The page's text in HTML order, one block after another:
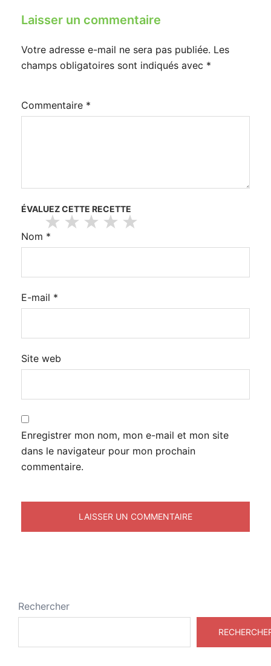
Laisser un commentaire
Votre adresse e-mail ne sera pas publiée. Les
champs obligatoires sont indiqués avec *
Commentaire *
ÉVALUEZ CETTE RECETTE
Nom *
E-mail *
Site web
Enregistrer mon nom, mon e-mail et mon site
dans le navigateur pour mon prochain
commentaire.
Rechercher